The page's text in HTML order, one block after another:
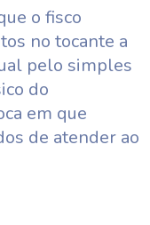
o fisco
no tocante a
pelo simples
do
em que
de atender ao